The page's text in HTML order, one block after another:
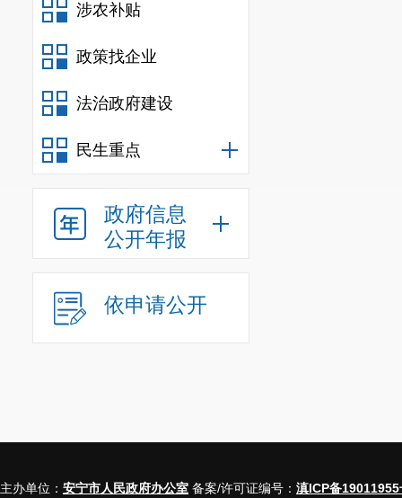
涉农补贴
政策找企业
法治政府建设
民生重点
政府信息
公开年报
依申请公开
主办单位： 安宁市人民政府办公室 备案/许可证编号： 滇ICP备